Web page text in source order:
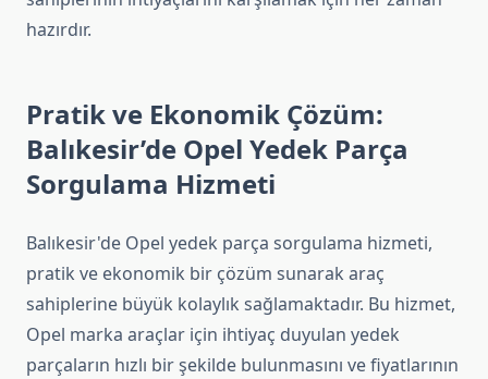
hazırdır.
Pratik ve Ekonomik Çözüm:
Balıkesir’de Opel Yedek Parça
Sorgulama Hizmeti
Balıkesir'de Opel yedek parça sorgulama hizmeti,
pratik ve ekonomik bir çözüm sunarak araç
sahiplerine büyük kolaylık sağlamaktadır. Bu hizmet,
Opel marka araçlar için ihtiyaç duyulan yedek
parçaların hızlı bir şekilde bulunmasını ve fiyatlarının